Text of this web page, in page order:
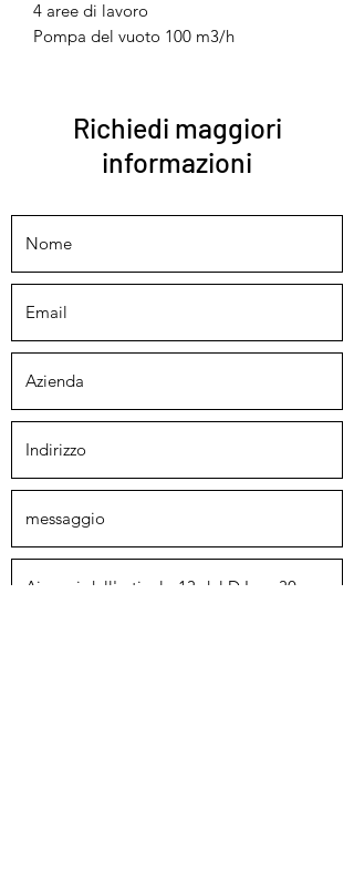
4 aree di lavoro
Pompa del vuoto 100 m3/h
Richiedi maggiori
informazioni